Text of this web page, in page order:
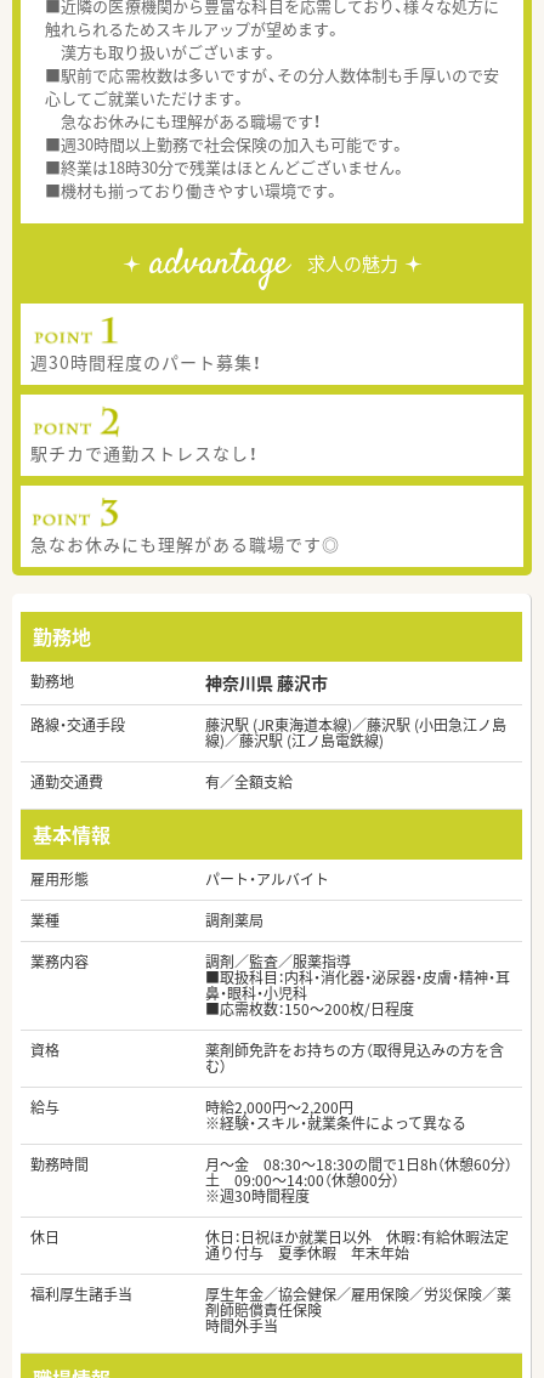
■近隣の医療機関から豊富な科目を応需しており、様々な処方に
触れられるためスキルアップが望めます。
漢方も取り扱いがございます。
■駅前で応需枚数は多いですが、その分人数体制も手厚いので安
心してご就業いただけます。
急なお休みにも理解がある職場です！
■週30時間以上勤務で社会保険の加入も可能です。
■終業は18時30分で残業はほとんどございません。
■機材も揃っており働きやすい環境です。
advantage 求人の魅力
週30時間程度のパート募集！
駅チカで通勤ストレスなし！
急なお休みにも理解がある職場です◎
勤務地
勤務地 神奈川県 藤沢市
路線・交通手段 藤沢駅 (JR東海道本線)／藤沢駅 (小田急江ノ島
線)／藤沢駅 (江ノ島電鉄線)
通勤交通費
有／全額支給
基本情報
雇用形態
パート・アルバイト
業種
調剤薬局
業務内容
調剤／監査／服薬指導
■取扱科目：内科・消化器・泌尿器・皮膚・精神・耳
鼻・眼科・小児科
■応需枚数：150～200枚/日程度
資格
薬剤師免許をお持ちの方（取得見込みの方を含
む）
給与
時給2,000円～2,200円
※経験・スキル・就業条件によって異なる
勤務時間
月～金 08:30～18:30の間で1日8h（休憩60分）
土 09:00～14:00（休憩00分）
※週30時間程度
休日
休日：日祝ほか就業日以外 休暇：有給休暇法定
通り付与 夏季休暇 年末年始
福利厚生諸手当
厚生年金／協会健保／雇用保険／労災保険／薬
剤師賠償責任保険
時間外手当